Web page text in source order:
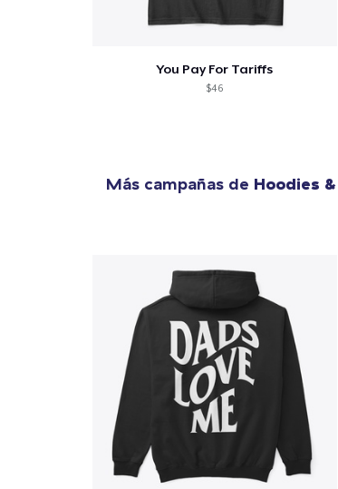
You Pay For Tariffs
$46
Más campañas de Hoodies